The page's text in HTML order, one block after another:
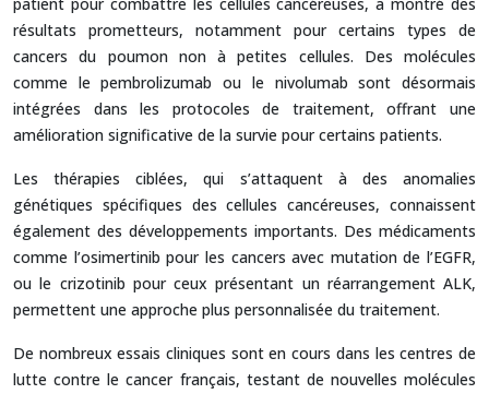
résultats prometteurs, notamment pour certains types de
cancers du poumon non à petites cellules. Des molécules
comme le pembrolizumab ou le nivolumab sont désormais
intégrées dans les protocoles de traitement, offrant une
amélioration significative de la survie pour certains patients.
Les thérapies ciblées, qui s’attaquent à des anomalies
génétiques spécifiques des cellules cancéreuses, connaissent
également des développements importants. Des médicaments
comme l’osimertinib pour les cancers avec mutation de l’EGFR,
ou le crizotinib pour ceux présentant un réarrangement ALK,
permettent une approche plus personnalisée du traitement.
De nombreux essais cliniques sont en cours dans les centres de
lutte contre le cancer français, testant de nouvelles molécules